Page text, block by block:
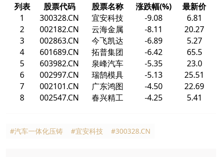
列表
股票代码 股票名称 涨跌幅(%)
最新价
1
300328.CN 宜安科技 -9.08
6.81
2
002182.CN 云海金属 -8.11
20.27
3
002863.CN 今飞凯达 -6.89
5.27
4
601689.CN 拓普集团 -6.42
65.5
5
603982.CN 泉峰汽车 -5.35
23.0
6
002997.CN 瑞鹄模具 -5.13
25.51
7
002101.CN 广东鸿图 -4.50
22.69
8
002547.CN 春兴精工 -4.25 5.41
#汽车一体化压铸 #宜安科技 #300328.CN